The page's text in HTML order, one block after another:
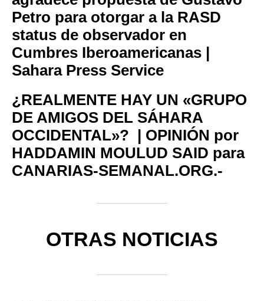
Petro para otorgar a la RASD
status de observador en
Cumbres Iberoamericanas |
Sahara Press Service
¿REALMENTE HAY UN «GRUPO
DE AMIGOS DEL SÁHARA
OCCIDENTAL»? | OPINIÓN por
HADDAMIN MOULUD SAID para
CANARIAS-SEMANAL.ORG.-
OTRAS NOTICIAS